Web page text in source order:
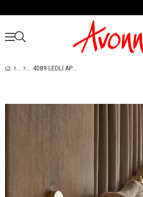
4089 LEDLI APLIK